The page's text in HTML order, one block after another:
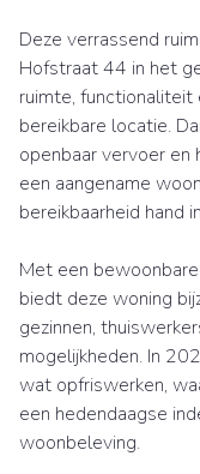
Deze verrassend
Hofstraat 44 in het
ruimte,
bereikbare locatie.
openbaar vervoer en
een aangename
bereikbaarheid hand
Met een
biedt deze woning
gezinnen,
mogelijkheden. In
wat opfriswerken,
een hedendaagse
woonbeleving.